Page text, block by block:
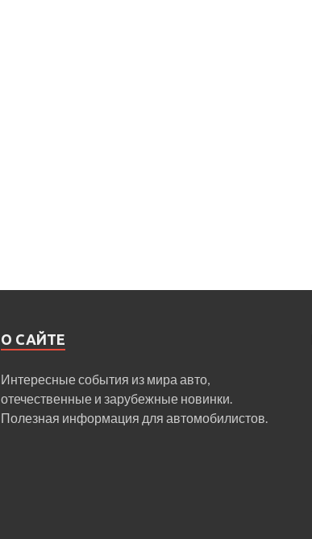
О САЙТЕ
Интересные события из мира авто,
отечественные и зарубежные новинки.
Полезная информация для автомобилистов.